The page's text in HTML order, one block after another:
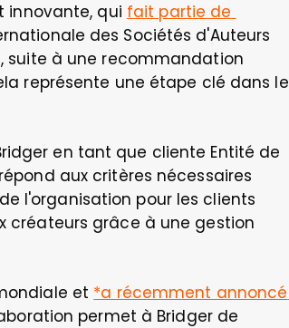
innovante, qui fait partie de
des Sociétés d'Auteurs
suite à une recommandation
représente une étape clé dans le
en tant que cliente Entité de
aux critères nécessaires
l'organisation pour les clients
créateurs grâce à une gestion
et *a récemment annoncé
permet à Bridger de